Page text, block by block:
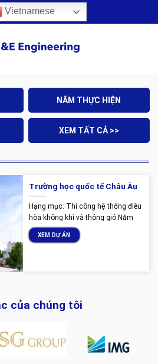
NĂM THỰC HIỆN
XEM TẤT CẢ >>
Trường học quốc tế Châu Âu
Hạng mục: Thi công hệ thống điều
hòa không khí và thông gió Năm
thực hiện: 2020 – 2021 Địa chỉ: Số
38 đường Lê Văn Miến, phường
XEM DỰ ÁN
của chúng tôi
Vietnamese